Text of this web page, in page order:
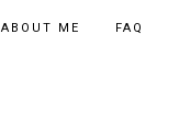
ABOUT ME FAQ